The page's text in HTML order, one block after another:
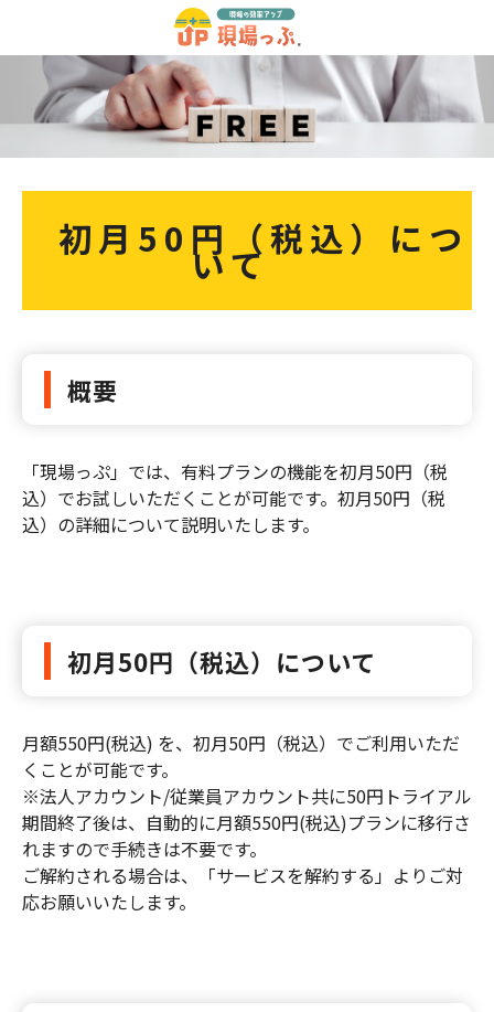
初月50円（税込）につ
いて
概要
「現場っぷ」では、有料プランの機能を初月50円（税
込）でお試しいただくことが可能です。初月50円（税
込）の詳細について説明いたします。
初月50円（税込）について
月額550円(税込) を、初月50円（税込）でご利用いただ
くことが可能です。
※法人アカウント/従業員アカウント共に50円トライアル
期間終了後は、自動的に月額550円(税込)プランに移行さ
れますので手続きは不要です。
ご解約される場合は、「サービスを解約する」よりご対
応お願いいたします。